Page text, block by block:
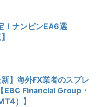
！ナンピンEA6選
】海外FX業者のスプレ
EBC Financial Group・
）】